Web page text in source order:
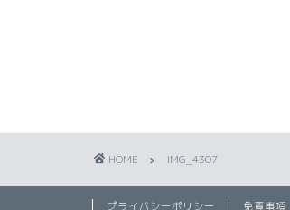
HOME IMG_4307
プライバシーポリシー 免責事項